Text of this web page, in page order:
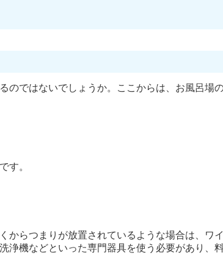
のではないでしょうか。ここからは、お風呂場
す。
からつまりが放置されているような場合は、ワ
浄機などといった専門器具を使う必要があり、